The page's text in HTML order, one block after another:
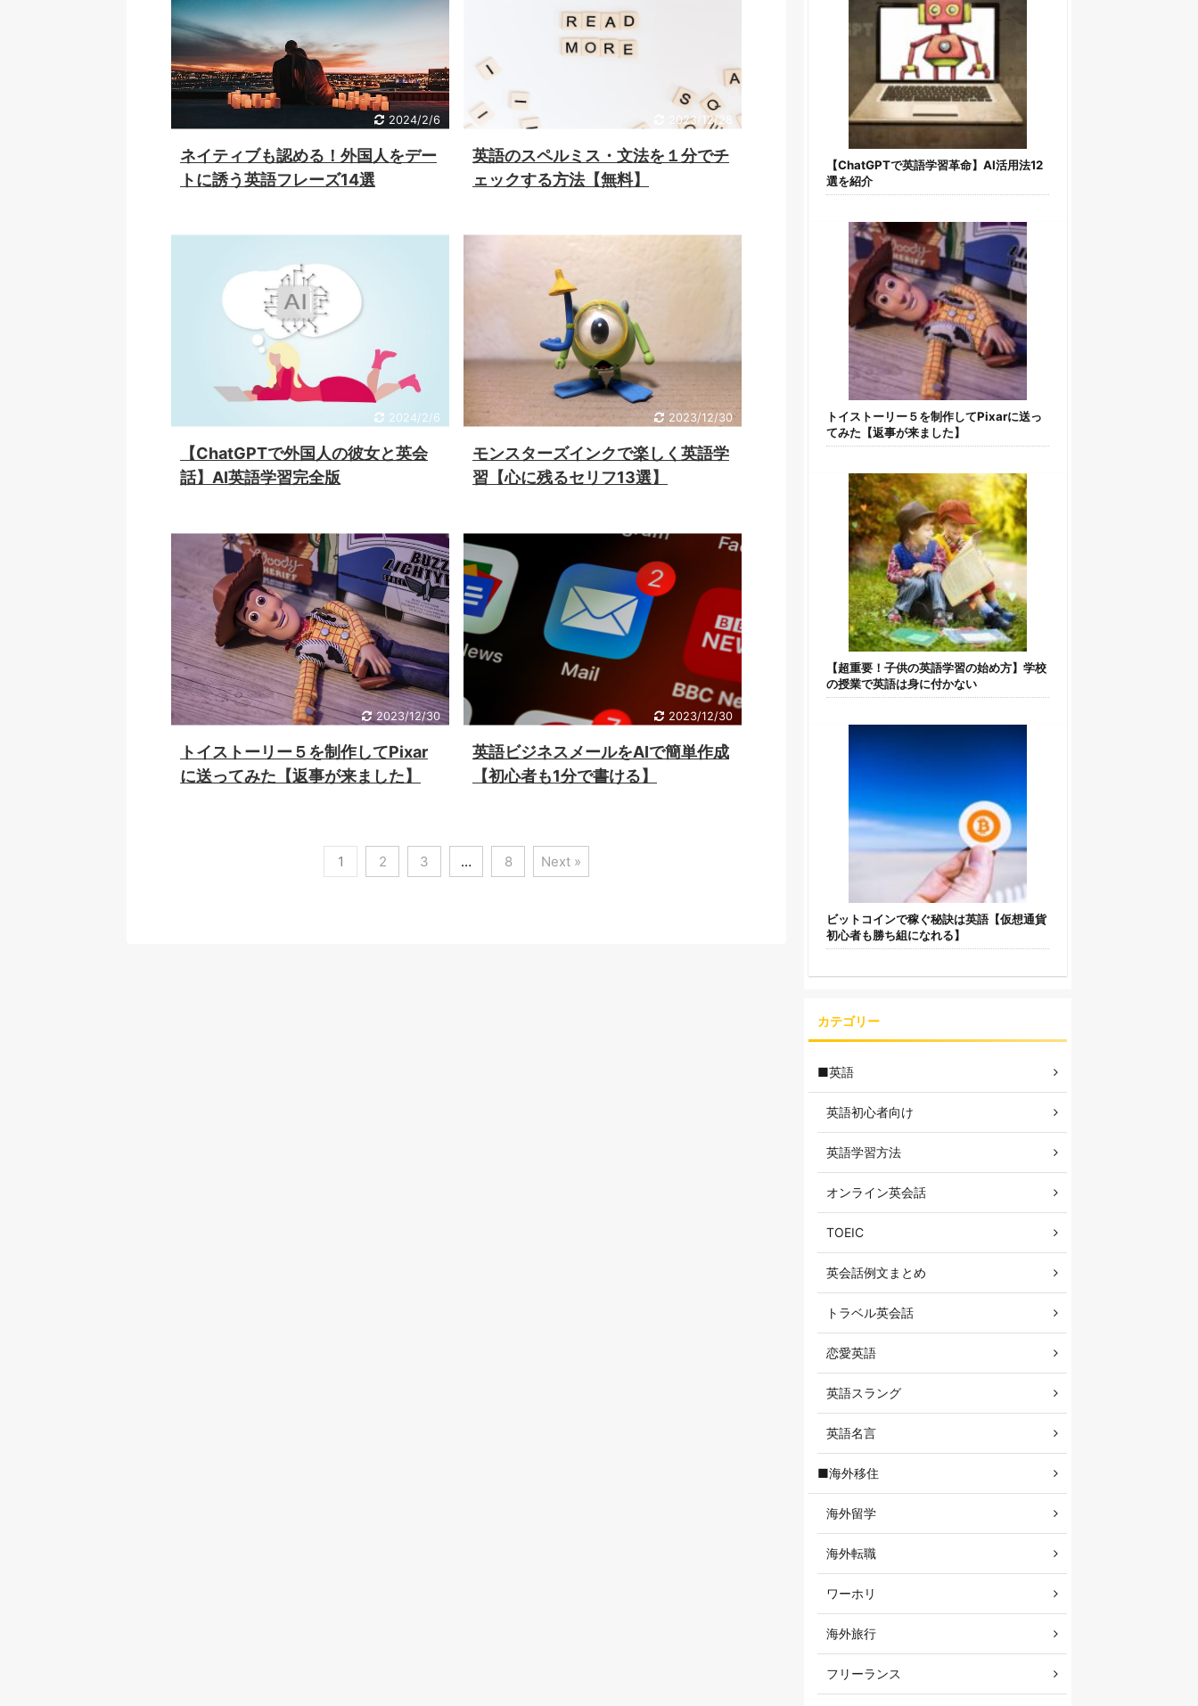
2024/2/6
ネイティブも認める！外国人をデー
トに誘う英語フレーズ14選
2023/12/28
英語のスペルミス・文法を１分でチ
ェックする方法【無料】
2024/2/6
【ChatGPTで外国人の彼女と英会
話】AI英語学習完全版
2023/12/30
モンスターズインクで楽しく英語学
習【心に残るセリフ13選】
2023/12/30
トイストーリー５を制作してPixar
に送ってみた【返事が来ました】
2023/12/30
英語ビジネスメールをAIで簡単作成
【初心者も1分で書ける】
1 2 3 … 8 Next »
【ChatGPTで英語学習革命】AI活用法12
選を紹介
トイストーリー５を制作してPixarに送っ
てみた【返事が来ました】
【超重要！子供の英語学習の始め方】学校
の授業で英語は身に付かない
ビットコインで稼ぐ秘訣は英語【仮想通貨
初心者も勝ち組になれる】
カテゴリー
■英語
英語初心者向け
英語学習方法
オンライン英会話
TOEIC
英会話例文まとめ
トラベル英会話
恋愛英語
英語スラング
英語名言
■海外移住
海外留学
海外転職
ワーホリ
海外旅行
フリーランス